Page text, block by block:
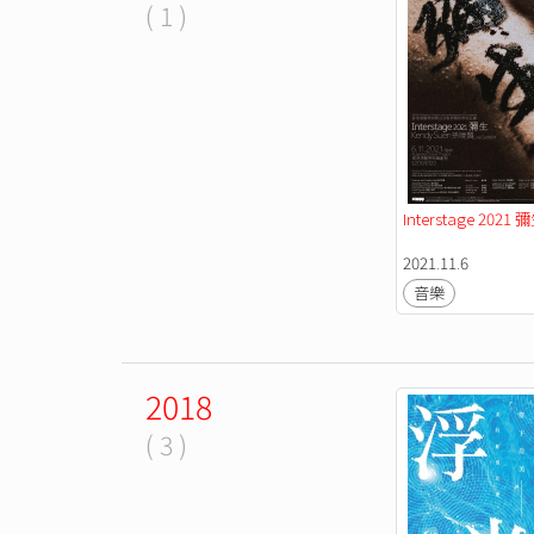
( 1 )
Interstage 2021
2021.11.6
音樂
2018
( 3 )